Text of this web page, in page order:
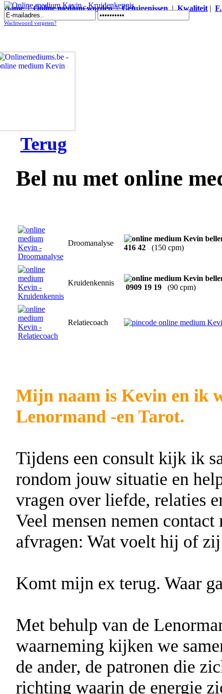
Home|Online medium worden|Getuigenissen|Kwaliteit |
Online medium Kevin - Kruidenkennis
Wachtwoord vergeten?
Terug
Bel nu met online
Droomanalyse
416 42 (150 cpm)
Kruidenkennis
0909 19 19 (90 cpm)
Relatiecoach
Mijn naam is Kevin en ik
Lenormand -en Tarot.
Tijdens een consult kijk ik
rondom jouw situatie en
vragen over liefde, relaties
Veel mensen nemen
afvragen: Wat voelt hij of
Komt mijn ex terug. Waar
Met behulp van de
waarneming kijken we
de ander, de patronen die
richting waarin de energie